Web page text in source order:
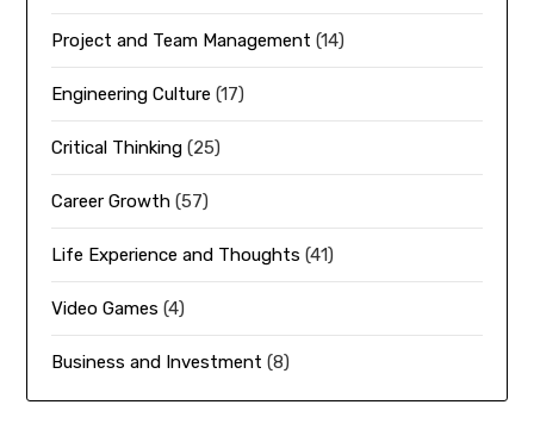
Project and Team Management (14)
Engineering Culture (17)
Critical Thinking (25)
Career Growth (57)
Life Experience and Thoughts (41)
Video Games (4)
Business and Investment (8)